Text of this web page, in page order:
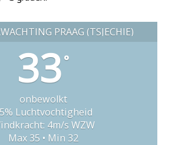
PRAAG (TSJECHIË)
33°
onbewolkt
Luchtvochtigheid
4m/s WZW
Max 35 • Min 32